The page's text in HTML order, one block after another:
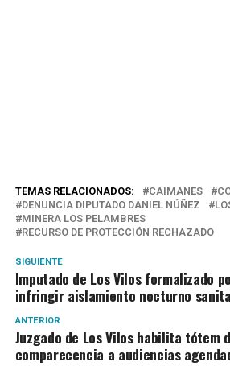
TEMAS RELACIONADOS: CAIMANES
DENUNCIA DIPUTADO DANIEL NÚÑEZ
MINERA LOS PELAMBRES
RECURSO DE PROTECCIÓN RECHAZADO
SIGUIENTE
Imputado de Los Vilos formalizado
infringir aislamiento nocturno
ANTERIOR
Juzgado de Los Vilos habilita tótem
comparecencia a audiencias